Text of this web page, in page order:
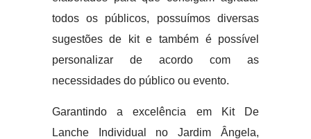
todos os públicos, possuímos diversas
sugestões de kit e também é possível
personalizar de acordo com as
necessidades do público ou evento.
Garantindo a excelência em Kit De
Lanche Individual no Jardim Ângela,